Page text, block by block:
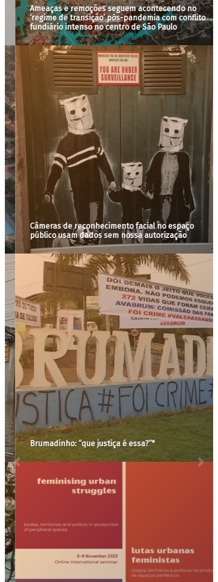
Ameaças e remoções seguem acontecendo no
‘regime de transição’ pós-pandemia com conflito
fundiário intenso no centro de São Paulo
Câmeras de reconhecimento facial no espaço
público usam dados sem nossa autorização
Brumadinho: “que justiça é essa?”*